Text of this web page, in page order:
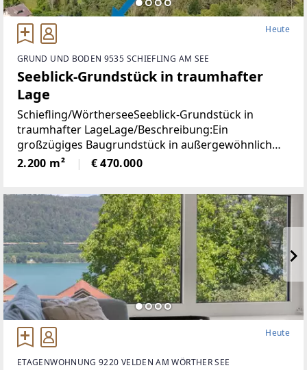
Heute
GRUND UND BODEN 9535 SCHIEFLING AM SEE
Seeblick-Grundstück in traumhafter
Lage
Schiefling/WörtherseeSeeblick-Grundstück in
traumhafter LageLage/Beschreibung:Ein
großzügiges Baugrundstück in außergewöhnlich
ruhiger Aussichtslage mit beeindruckendem
Weitblick über den Wörthersee und die umliegende
2.200 m² € 470.000
Heute
ETAGENWOHNUNG 9220 VELDEN AM WÖRTHER SEE